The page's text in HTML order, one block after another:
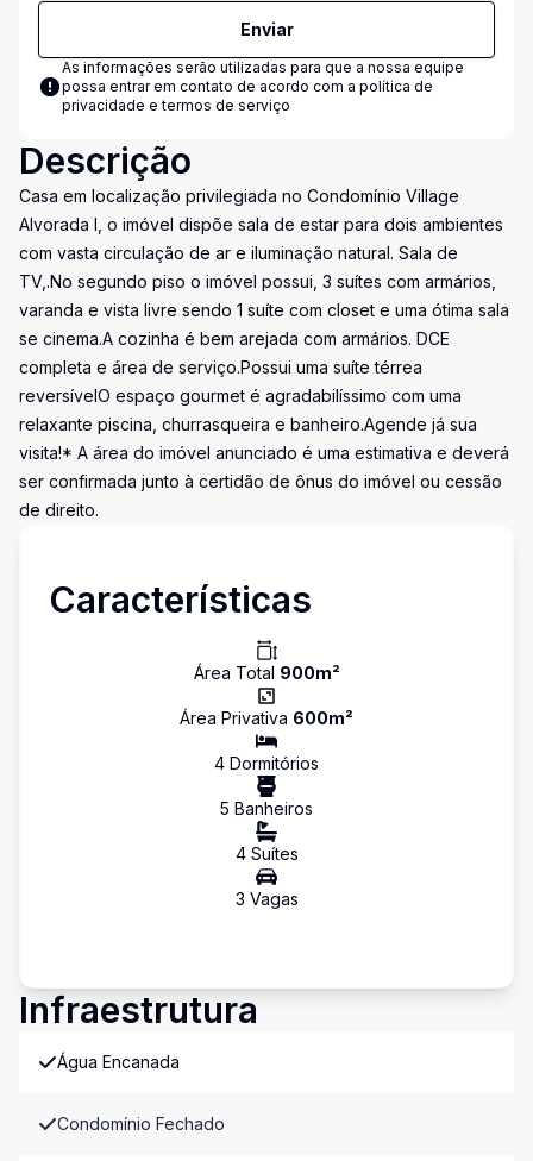
Enviar
As informações serão utilizadas para que a nossa equipe
possa entrar em contato de acordo com a política de
privacidade e termos de serviço
Descrição
Casa em localização privilegiada no Condomínio Village
Alvorada I, o imóvel dispõe sala de estar para dois ambientes
com vasta circulação de ar e iluminação natural. Sala de
TV,.No segundo piso o imóvel possui, 3 suítes com armários,
varanda e vista livre sendo 1 suíte com closet e uma ótima sala
se cinema.A cozinha é bem arejada com armários. DCE
completa e área de serviço.Possui uma suíte térrea
reversívelO espaço gourmet é agradabilíssimo com uma
relaxante piscina, churrasqueira e banheiro.Agende já sua
visita!* A área do imóvel anunciado é uma estimativa e deverá
ser confirmada junto à certidão de ônus do imóvel ou cessão
de direito.
Características
Área Total 900m²
Área Privativa 600m²
4 Dormitórios
5 Banheiros
4Suítes
3 Vagas
Infraestrutura
Água Encanada
Condomínio Fechado